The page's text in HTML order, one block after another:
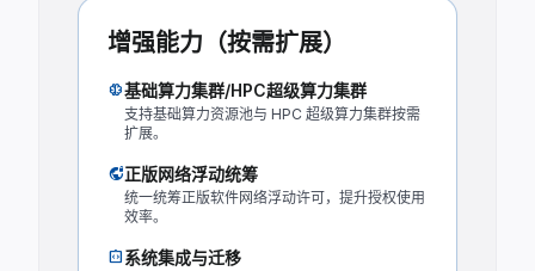
增强能力（按需扩展）
neurology基础算力集群/HPC超级算力集群
支持基础算力资源池与 HPC 超级算力集群按需
扩展。
vpn_lock正版网络浮动统筹
统一统筹正版软件网络浮动许可，提升授权使用
效率。
integration_instructions系统集成与迁移